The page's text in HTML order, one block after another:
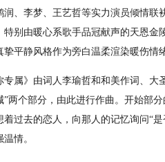
润、李梦、王艺哲等实力演员倾情
特别由暖心系歌手品冠献声的天恩
挚平静风格作为旁白温柔渲染暖伤情
》由词人李瑜哲和和美作词、大圣
”两个部分，由此进行作曲。开始部
着过去的恋人，向那人的记忆询问“
情。